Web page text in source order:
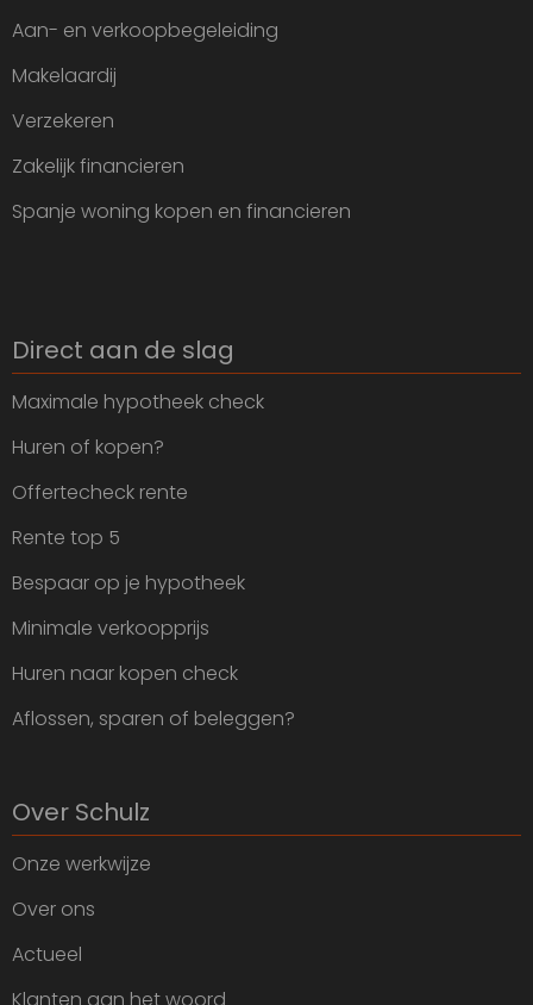
Aan- en verkoopbegeleiding
Makelaardij
Verzekeren
Zakelijk financieren
Spanje woning kopen en financieren
Direct aan de slag
Maximale hypotheek check
Huren of kopen?
Offertecheck rente
Rente top 5
Bespaar op je hypotheek
Minimale verkoopprijs
Huren naar kopen check
Aflossen, sparen of beleggen?
Over Schulz
Onze werkwijze
Over ons
Actueel